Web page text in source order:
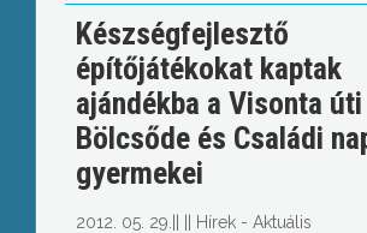
Készségfejlesztő
építőjátékokat kaptak
ajándékba a Visonta úti
Bölcsőde és Családi
gyermekei
2012. 05. 29. Hírek - Aktuális